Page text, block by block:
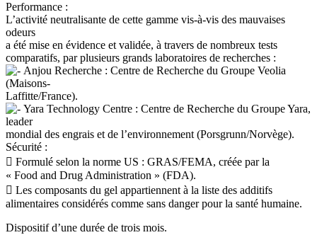
Performance :
L’activité neutralisante de cette gamme vis-à-vis des mauvaises
odeurs
a été mise en évidence et validée, à travers de nombreux tests
comparatifs, par plusieurs grands laboratoires de recherches :
Anjou Recherche : Centre de Recherche du Groupe Veolia
(Maisons-
Laffitte/France).
Yara Technology Centre : Centre de Recherche du Groupe Yara,
leader
mondial des engrais et de l’environnement (Porsgrunn/Norvège).
Sécurité :
 Formulé selon la norme US : GRAS/FEMA, créée par la
« Food and Drug Administration » (FDA).
 Les composants du gel appartiennent à la liste des additifs
alimentaires considérés comme sans danger pour la santé humaine.
Dispositif d’une durée de trois mois.